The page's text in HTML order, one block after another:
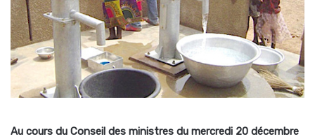
Au cours du Conseil des ministres du mercredi 20 décembre